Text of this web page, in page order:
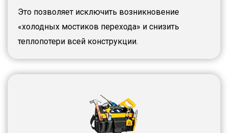
Это позволяет исключить возникновение
«холодных мостиков перехода» и снизить
теплопотери всей конструкции.